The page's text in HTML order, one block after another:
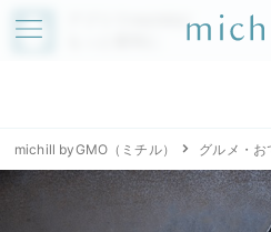
アプリでmichillが
michill byGMO（ミチル） グルメ・お